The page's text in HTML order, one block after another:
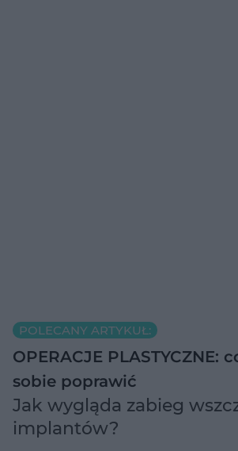
POLECANY ARTYKUŁ:
OPERACJE PLASTYCZNE:
sobie poprawić
Jak wygląda zabieg
implantów?